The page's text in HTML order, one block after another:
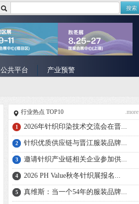
搜索
公共平台 产业预警
行业热点 TOP10 .more
1 2026年针织印染技术交流会在晋...
2 针织优质供应链与晋江服装品牌...
3 邀请针织产业链相关企业参加供...
4 2026 PH Value秋冬针织展报名...
5 真维斯：当一个54年的服装品牌...